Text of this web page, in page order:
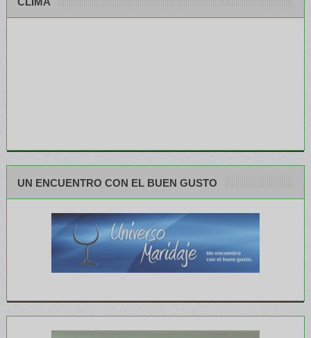
UN ENCUENTRO CON EL BUEN GUSTO